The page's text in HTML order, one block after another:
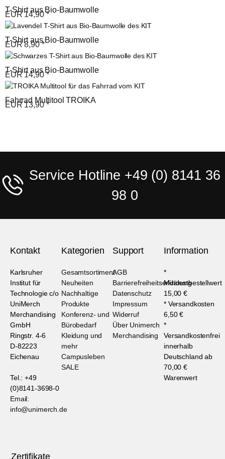
T-Shirt aus Bio-Baumwolle
EUR 14,90 *
T-Shirt aus Bio-Baumwolle
EUR 8,90 *
T-Shirt aus Bio-Baumwolle
EUR 14,90 *
Fahrrad Multitool TROIKA
EUR 13,90 *
Service Hotline +49 (0) 8141 36
98 0
Kontakt
Karlsruher
Institut für
Technologie c/o
UniMerch
Merchandising
GmbH
Ringstr. 4-6
D-82223
Eichenau
Tel.: +49
(0)8141-3698-0
Email:
info@unimerch.de
Kategorien
Gesamtsortiment
Neuheiten
Nachhaltige
Produkte
Konferenz- und
Bürobedarf
Kleidung und
mehr
Campusleben
SALE
Support
AGB
Barrierefreiheitserklärung
Datenschutz
Impressum
Widerruf
Über Unimerch
Merchandising
Information
*
Mindestbestellwert
15,00 €
* Versandkosten
6,50 €
*
Versandkostenfrei
innerhalb
Deutschland ab
70,00 €
Warenwert
Zertifikate